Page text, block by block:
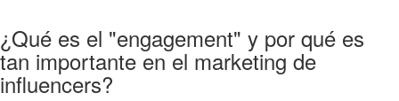
¿Qué es el "engagement" y por qué es
tan importante en el marketing de
influencers?